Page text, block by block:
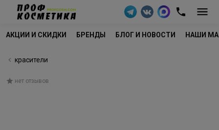
АКЦИИ И СКИДКИ БРЕНДЫ БЛОГ И НОВОСТИ НАШИ
красители
нет отзывов